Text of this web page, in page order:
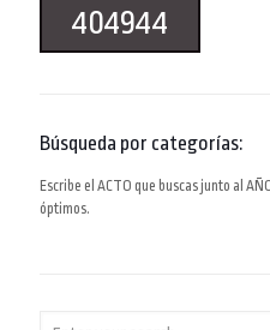
404944
Búsqueda por categorías:
Escribe el ACTO que buscas junto al
óptimos.